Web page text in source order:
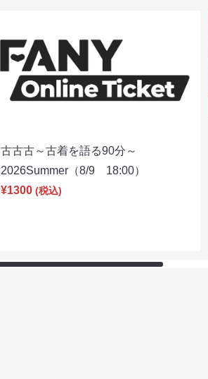
古古古～古着を語る90分～
2026Summer（8/9 18:00）
¥1300 (税込)